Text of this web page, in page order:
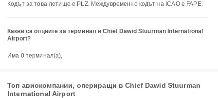
Кодът за това летище е PLZ. Междувременно кодът на ICAO е FAPE.
Какви са опциите за терминал в Chief Dawid Stuurman International
Airport?
Има 0 терминал(а),
Топ авиокомпании, опериращи в Chief Dawid Stuurman
International Airport